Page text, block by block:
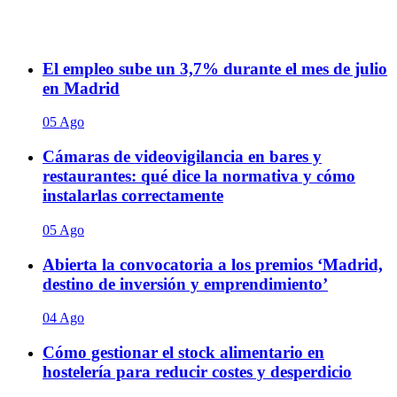
El empleo sube un 3,7% durante el mes de julio
en Madrid
05 Ago
Cámaras de videovigilancia en bares y
restaurantes: qué dice la normativa y cómo
instalarlas correctamente
05 Ago
Abierta la convocatoria a los premios ‘Madrid,
destino de inversión y emprendimiento’
04 Ago
Cómo gestionar el stock alimentario en
hostelería para reducir costes y desperdicio